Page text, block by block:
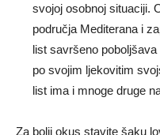
svojoj osobnoj situaciji.
područja Mediterana i
list savršeno
po svojim ljekovitim
list ima i mnoge druge
Za bolji okus stavite šaku